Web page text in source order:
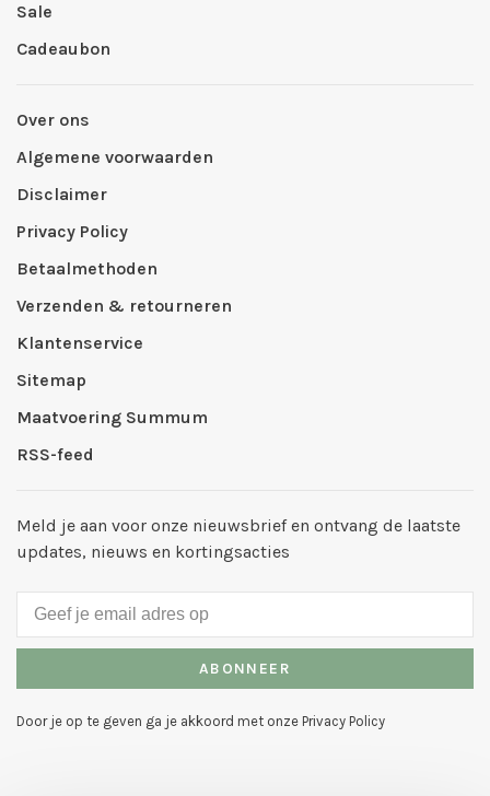
Sale
Cadeaubon
Over ons
Algemene voorwaarden
Disclaimer
Privacy Policy
Betaalmethoden
Verzenden & retourneren
Klantenservice
Sitemap
Maatvoering Summum
RSS-feed
Meld je aan voor onze nieuwsbrief en ontvang de laatste
updates, nieuws en kortingsacties
ABONNEER
Door je op te geven ga je akkoord met onze Privacy Policy